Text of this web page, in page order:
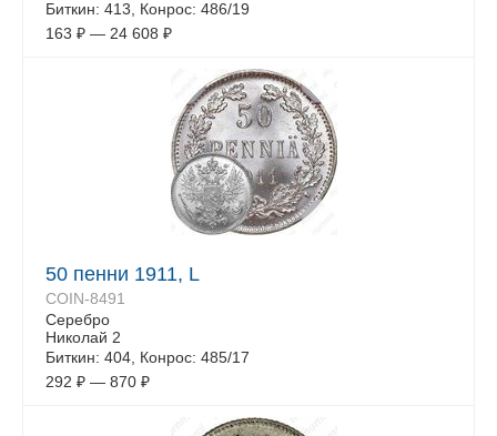
Биткин: 413, Конрос: 486/19
163 ₽ — 24 608 ₽
50 пенни 1911, L
COIN-8491
Серебро
Николай 2
Биткин: 404, Конрос: 485/17
292 ₽ — 870 ₽